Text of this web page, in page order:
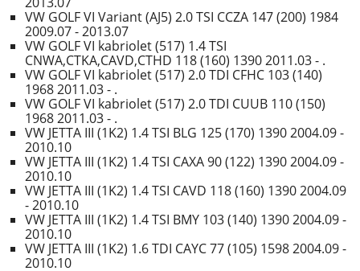
VW GOLF VI Variant (AJ5) 2.0 TSI CCZA 147 (200) 1984
2009.07 - 2013.07
VW GOLF VI kabriolet (517) 1.4 TSI
CNWA,CTKA,CAVD,CTHD 118 (160) 1390 2011.03 - .
VW GOLF VI kabriolet (517) 2.0 TDI CFHC 103 (140)
1968 2011.03 - .
VW GOLF VI kabriolet (517) 2.0 TDI CUUB 110 (150)
1968 2011.03 - .
VW JETTA III (1K2) 1.4 TSI BLG 125 (170) 1390 2004.09 -
2010.10
VW JETTA III (1K2) 1.4 TSI CAXA 90 (122) 1390 2004.09 -
2010.10
VW JETTA III (1K2) 1.4 TSI CAVD 118 (160) 1390 2004.09
- 2010.10
VW JETTA III (1K2) 1.4 TSI BMY 103 (140) 1390 2004.09 -
2010.10
VW JETTA III (1K2) 1.6 TDI CAYC 77 (105) 1598 2004.09 -
2010.10